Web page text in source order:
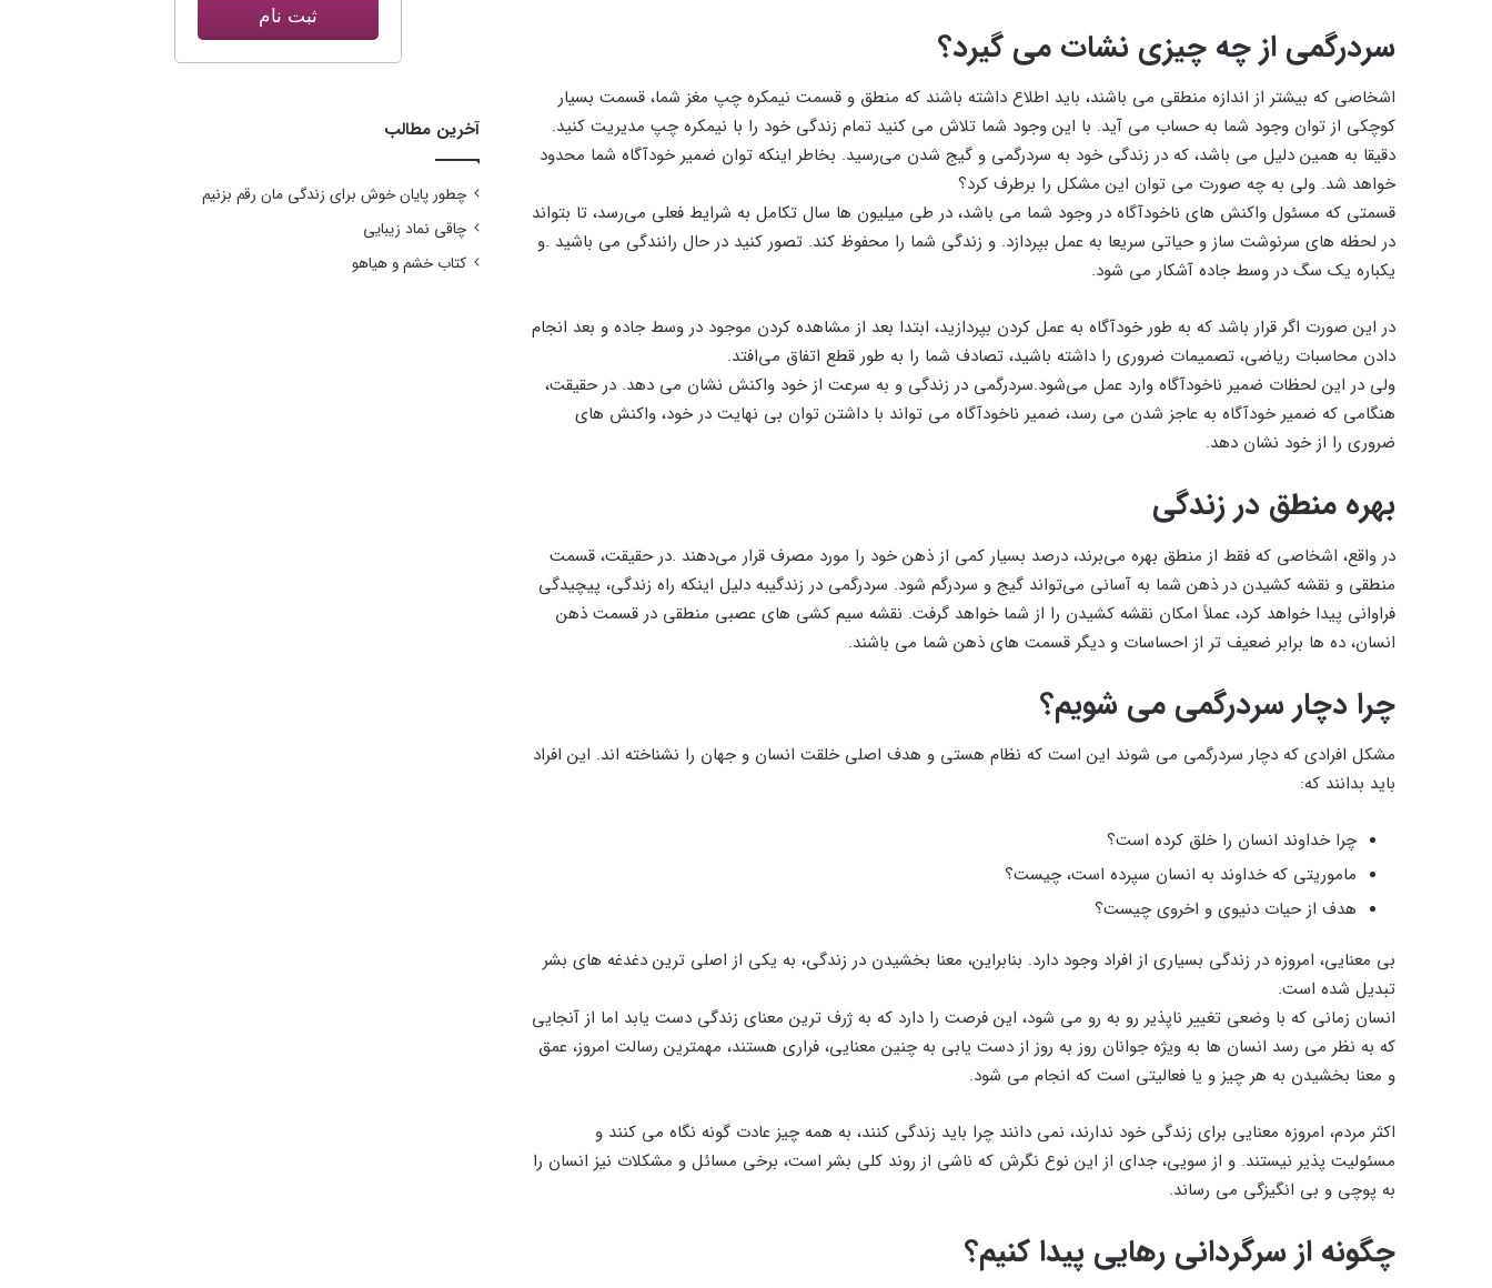
سردرگمی از چه چیزی نشات می گیرد؟
اشخاصی که بیشتر از اندازه منطقی می باشند، باید اطلاع داشته باشند که منطق و قسمت نیمکره چپ مغز شما، قسمت بسیار
کوچکی از توان وجود شما به حساب می آید. با این وجود شما تلاش می کنید تمام زندگی خود را با نیمکره چپ مدیریت کنید.
دقیقا به همین دلیل می باشد، که در زندگی خود به سردرگمی و گیج شدن می‌رسید. بخاطر اینکه توان ضمیر خودآگاه شما محدود
خواهد شد. ولی به چه صورت می توان این مشکل را برطرف کرد؟
قسمتی که مسئول واکنش های ناخودآگاه در وجود شما می باشد، در طی میلیون ها سال تکامل به شرایط فعلی می‌رسد، تا بتواند
در لحظه های سرنوشت ساز و حیاتی سریعا به عمل بپردازد. و زندگی شما را محفوظ کند. تصور کنید در حال رانندگی می باشید .و
یکباره یک سگ در وسط جاده آشکار می شود.
در این صورت اگر قرار باشد که به طور خودآگاه به عمل کردن بپردازید، ابتدا بعد از مشاهده کردن موجود در وسط جاده و بعد انجام
دادن محاسبات ریاضی، تصمیمات ضروری را داشته باشید، تصادف شما را به طور قطع اتفاق می‌افتد.
ولی در این لحظات ضمیر ناخودآگاه وارد عمل می‌شود.سردرگمی در زندگی و به سرعت از خود واکنش نشان می دهد. در حقیقت،
هنگامی که ضمیر خودآگاه به عاجز شدن می رسد، ضمیر ناخودآگاه می تواند با داشتن توان بی نهایت در خود، واکنش های
ضروری را از خود نشان دهد.
بهره منطق در زندگی
در واقع، اشخاصی که فقط از منطق بهره می‌برند، درصد بسیار کمی از ذهن خود را مورد مصرف قرار می‌دهند .در حقیقت، قسمت
منطقی و نقشه کشیدن در ذهن شما به آسانی می‌تواند گیج و سردرگم شود. سردرگمی در زندگیبه دلیل اینکه راه زندگی، پیچیدگی
فراوانی پیدا خواهد کرد، عملاً امکان نقشه کشیدن را از شما خواهد گرفت. نقشه سیم کشی های عصبی منطقی در قسمت ذهن
انسان، ده ها برابر ضعیف تر از احساسات و دیگر قسمت های ذهن شما می باشند.
چرا دچار سردرگمی می شویم؟
مشکل افرادی که دچار سردرگمی می شوند این است که نظام هستی و هدف اصلی خلقت انسان و جهان را نشناخته اند. این افراد
باید بدانند که:
چرا خداوند انسان را خلق کرده است؟
ماموریتی که خداوند به انسان سپرده است، چیست؟
هدف از حیات دنیوی و اخروی چیست؟
بی معنایی، امروزه در زندگی بسیاری از افراد وجود دارد. بنابراین، معنا بخشیدن در زندگی، به یکی از اصلی ترین دغدغه های بشر
تبدیل شده است.
انسان زمانی که با وضعی تغییر ناپذیر رو به رو می شود، این فرصت را دارد که به ژرف ترین معنای زندگی دست یابد اما از آنجایی
که به نظر می رسد انسان ها به ویژه جوانان روز به روز از دست یابی به چنین معنایی، فراری هستند، مهمترین رسالت امروز، عمق
و معنا بخشیدن به هر چیز و یا فعالیتی است که انجام می شود.
اکثر مردم، امروزه معنایی برای زندگی خود ندارند، نمی دانند چرا باید زندگی کنند، به همه چیز عادت گونه نگاه می کنند و
مسئولیت پذیر نیستند. و از سویی، جدای از این نوع نگرش که ناشی از روند کلی بشر است، برخی مسائل و مشکلات نیز انسان را
به پوچی و بی انگیزگی می رساند.
چگونه از سرگردانی رهایی پیدا کنیم؟
ثبت نام
آخرین مطالب
چطور پایان خوش برای زندگی مان رقم بزنیم
چاقی نماد زیبایی
کتاب خشم و هیاهو